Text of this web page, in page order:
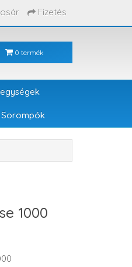
Fizetés
0 termék
Sorompók
1000